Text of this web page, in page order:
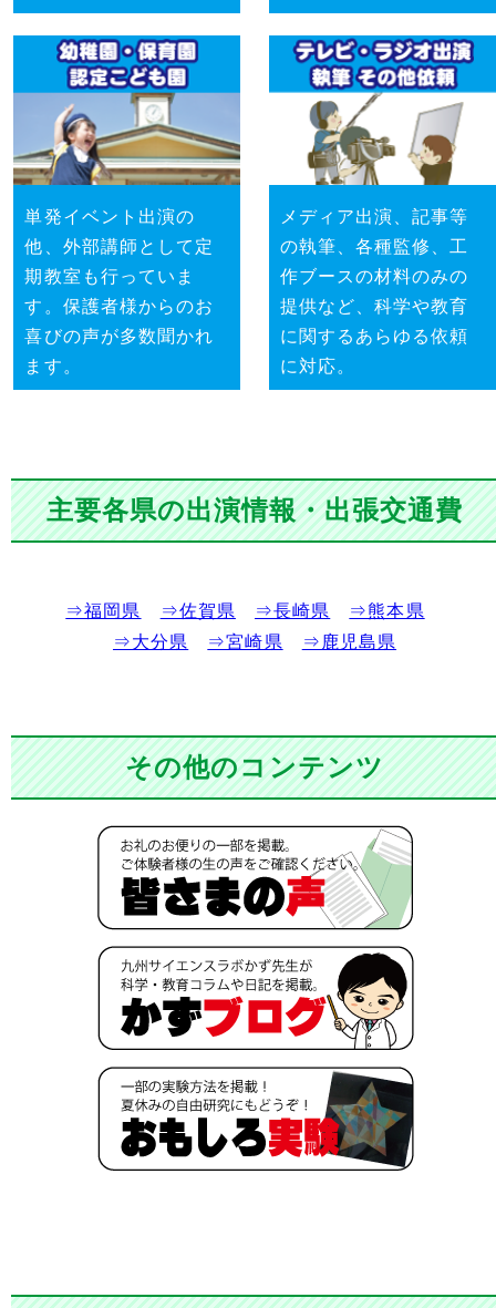
単発イベント出演の
他、外部講師として定
期教室も行っていま
す。保護者様からのお
喜びの声が多数聞かれ
ます。
メディア出演、記事等
の執筆、各種監修、工
作ブースの材料のみの
提供など、科学や教育
に関するあらゆる依頼
に対応。
主要各県の出演情報・出張交通費
⇒福岡県 ⇒佐賀県 ⇒長崎県
⇒熊本県
⇒大分県
⇒宮崎県 ⇒鹿児島県
その他のコンテンツ